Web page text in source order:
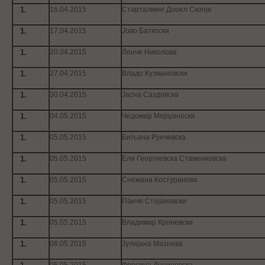
16.04.2015 Старталкинг Дооел Скопје
17.04.2015 Јово Баткоски
20.04.2015 Ленче Николова
27.04.2015 Владо Кузмановски
30.04.2015 Јасна Саздовска
04.05.2015 Чедомир Мерџаноски
05.05.2015 Биљана Рунчевска
05.05.2015 Ели Георгиевска Стаменковска
05.05.2015 Снежана Костуранова
05.05.2015 Панче Стојановски
05.05.2015 Владимир Кроневски
06.05.2015 Јулијана Мазнева